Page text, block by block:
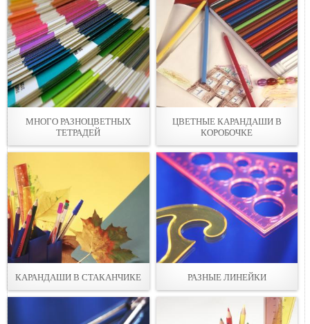
МНОГО РАЗНОЦВЕТНЫХ
ТЕТРАДЕЙ
ЦВЕТНЫЕ КАРАНДАШИ В
КОРОБОЧКЕ
КАРАНДАШИ В СТАКАНЧИКЕ РАЗНЫЕ ЛИНЕЙКИ